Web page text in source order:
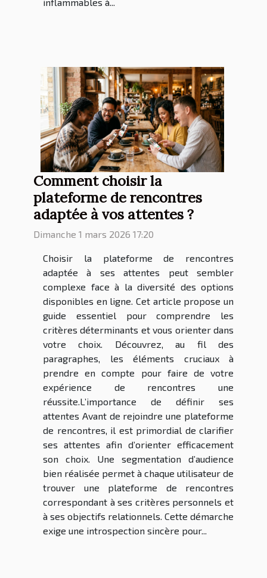
Comment choisir la
plateforme de rencontres
adaptée à vos attentes ?
Dimanche 1 mars 2026 17:20
Choisir la plateforme de rencontres
adaptée à ses attentes peut sembler
complexe face à la diversité des options
disponibles en ligne. Cet article propose un
guide essentiel pour comprendre les
critères déterminants et vous orienter dans
votre choix. Découvrez, au fil des
paragraphes, les éléments cruciaux à
prendre en compte pour faire de votre
expérience de rencontres une
réussite.L’importance de définir ses
attentes Avant de rejoindre une plateforme
de rencontres, il est primordial de clarifier
ses attentes afin d’orienter efficacement
son choix. Une segmentation d’audience
bien réalisée permet à chaque utilisateur de
trouver une plateforme de rencontres
correspondant à ses critères personnels et
à ses objectifs relationnels. Cette démarche
exige une introspection sincère pour...